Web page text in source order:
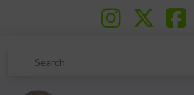
Search